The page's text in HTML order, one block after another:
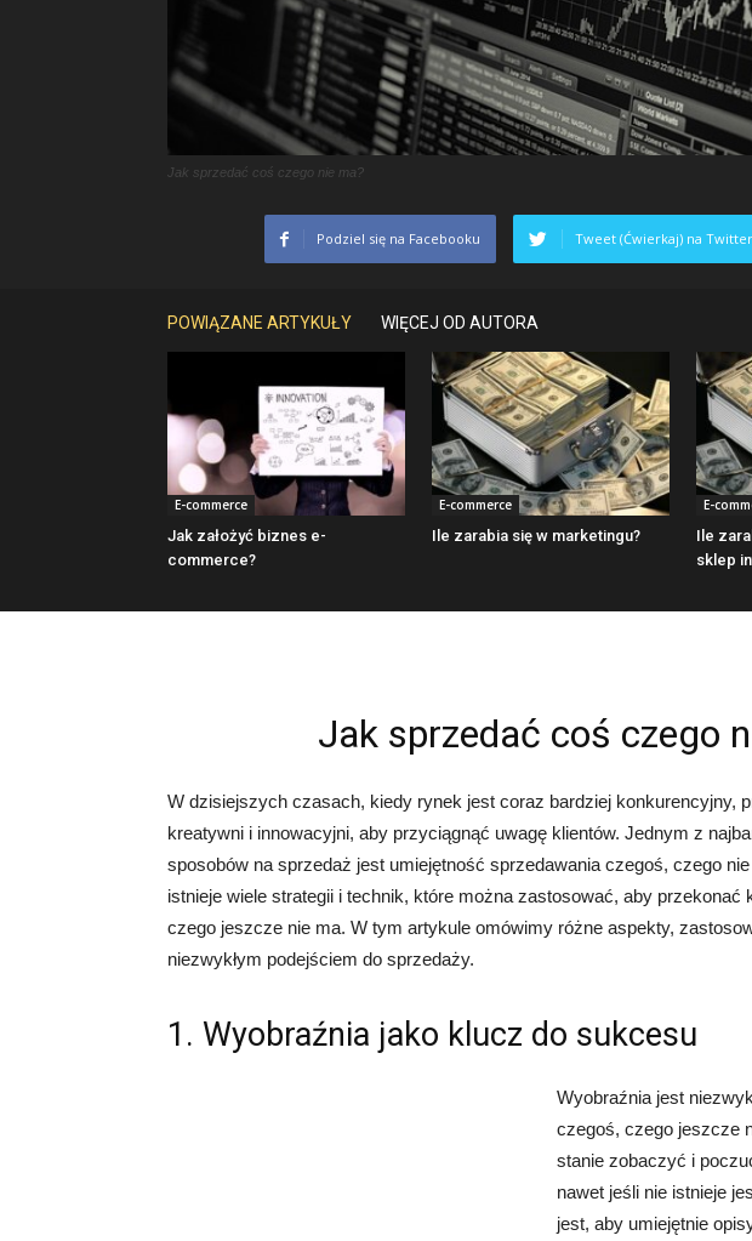
Jak sprzedać coś czego nie ma?
Podziel się na Facebooku Tweet (Ćwierkaj) na
POWIĄZANE ARTYKUŁY WIĘCEJ OD AUTORA
E-commerce
Jak założyć biznes e-
commerce?
E-commerce
Ile zarabia się w marketingu?
E-
Ile
sklep
Jak sprzedać coś czego
W dzisiejszych czasach, kiedy rynek jest coraz bardziej konkurencyjny,
kreatywni i innowacyjni, aby przyciągnąć uwagę klientów. Jednym z
sposobów na sprzedaż jest umiejętność sprzedawania czegoś, czego
istnieje wiele strategii i technik, które można zastosować, aby przekonać
czego jeszcze nie ma. W tym artykule omówimy różne aspekty,
niezwykłym podejściem do sprzedaży.
1. Wyobraźnia jako klucz do sukcesu
Wyobraźnia jest
czegoś, czego jeszcze
stanie zobaczyć i
nawet jeśli nie istnieje
jest, aby umiejętnie